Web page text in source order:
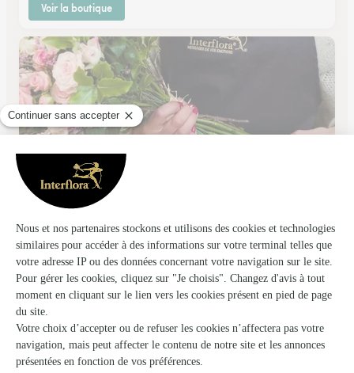
Voir la boutique
Champaflor
Champagne Sur Seine
1, rue Grande
Voir la boutique